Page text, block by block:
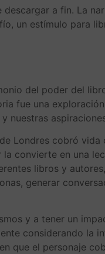
a fin. La
un estímulo para
del poder del
fue una
nuestras
Londres cobró vida
convierte en una
libros y
generar
y a tener un
considerando la
que el personaje